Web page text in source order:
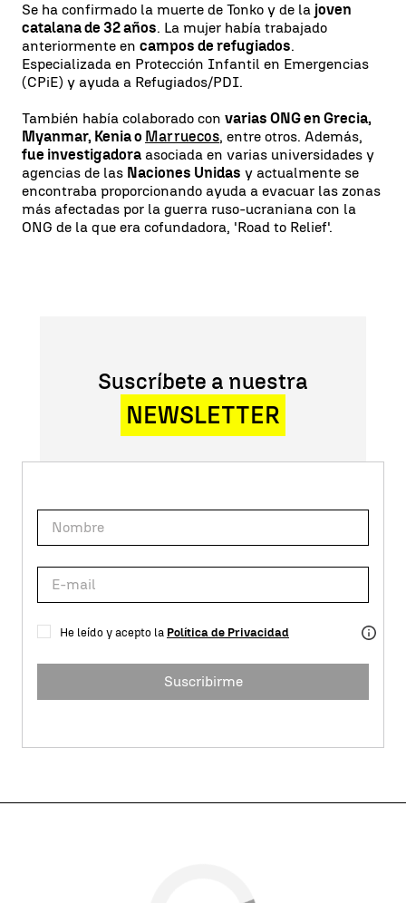
Se ha confirmado la muerte de Tonko y de la joven
catalana de 32 años. La mujer había trabajado
anteriormente en campos de refugiados.
Especializada en Protección Infantil en Emergencias
(CPiE) y ayuda a Refugiados/PDI.
También había colaborado con varias ONG en Grecia,
Myanmar, Kenia o Marruecos, entre otros. Además,
fue investigadora asociada en varias universidades y
agencias de las Naciones Unidas y actualmente se
encontraba proporcionando ayuda a evacuar las zonas
más afectadas por la guerra ruso-ucraniana con la
ONG de la que era cofundadora, 'Road to Relief'.
Suscríbete a nuestra
NEWSLETTER
He leído y acepto la Política de Privacidad
Suscribirme